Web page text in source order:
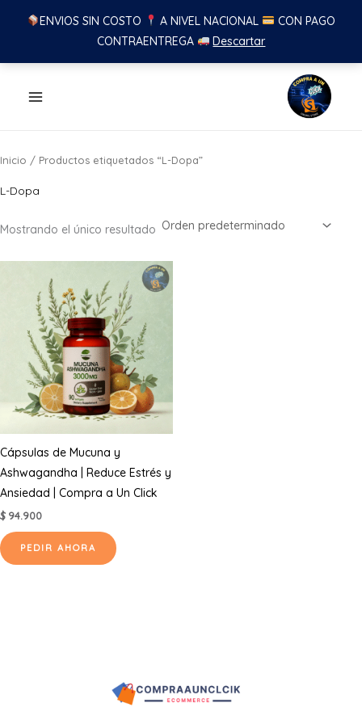
ENVIOS SIN COSTO A NIVEL NACIONAL
CON PAGO
CONTRAENTREGA
Descartar
Inicio / Productos etiquetados “L-Dopa”
L-Dopa
Mostrando el único resultado
Cápsulas de Mucuna y
Ashwagandha | Reduce Estrés y
Ansiedad | Compra a Un Click
$ 94.900
PEDIR AHORA